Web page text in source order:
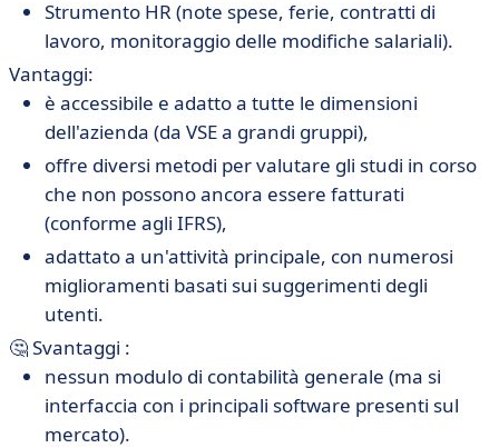
Strumento HR (note spese, ferie, contratti di
lavoro, monitoraggio delle modifiche salariali).
Vantaggi:
è accessibile e adatto a tutte le dimensioni
dell'azienda (da VSE a grandi gruppi),
offre diversi metodi per valutare gli studi in corso
che non possono ancora essere fatturati
(conforme agli IFRS),
adattato a un'attività principale, con numerosi
miglioramenti basati sui suggerimenti degli
utenti.
🤔 Svantaggi :
nessun modulo di contabilità generale (ma si
interfaccia con i principali software presenti sul
mercato).